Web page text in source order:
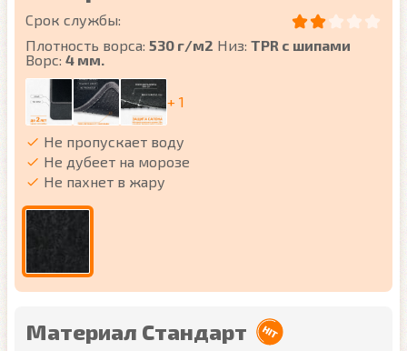
Срок службы:
Плотность ворса: 530 г/м2 Низ: TPR с шипами
Ворс: 4 мм.
+ 1
Не пропускает воду
Не дубеет на морозе
Не пахнет в жару
Материал Стандарт